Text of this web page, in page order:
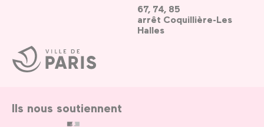
Ville
de
Paris
67, 74, 85
arrêt Coquillière-Les
Halles
Ils nous soutiennent